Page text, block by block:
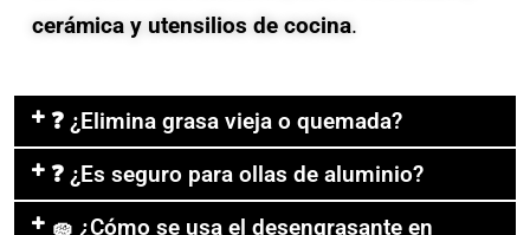
cerámica y utensilios de cocina.
❓ ¿Elimina grasa vieja o quemada?
❓ ¿Es seguro para ollas de aluminio?
🧽 ¿Cómo se usa el desengrasante en